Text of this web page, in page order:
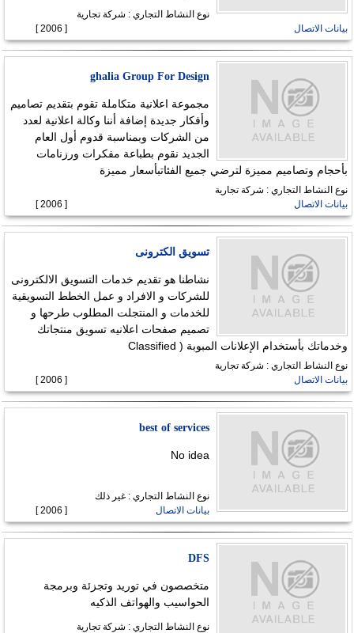
نوع النشاط التجاري : شركة تجارية
بيانات الاتصال
[ 2006 ]
ghalia Group For Design
مجموعة اعلانية متكاملة تقوم بتقديم تصاميم
وأفكار جديدة إضافة أننا وكالة اعلانية لعدد
من الشركات وبمناسبة قدوم أول العام
الجديد نقوم بطباعة مفكرات ورزنامات
بأحجام وتصاميم مميزة لترضي جميع الفئاتبأسعار مميزة
نوع النشاط التجاري : شركة تجارية
بيانات الاتصال
[ 2006 ]
تسويق الكترونى
نشاطنا هو تقديم خدمات التسويق الالكترونى
للشركات و الافراد و عمل الخطط التسويقية
للخدمات و المنتجلت المطلوب طرحها و
تصميم صفحات اعلانيه تسويق منتجاتك
وخدماتك بأستخدام الإعلانات المبوبة ( Classified
نوع النشاط التجاري : شركة تجارية
بيانات الاتصال
[ 2006 ]
best of services
No idea
نوع النشاط التجاري : غير ذلك
بيانات الاتصال
[ 2006 ]
DFS
متخصصون في توريد وتجزئة وبرمجة
الحواسيب والهواتف الذكيه
نوع النشاط التجاري : شركة تجارية